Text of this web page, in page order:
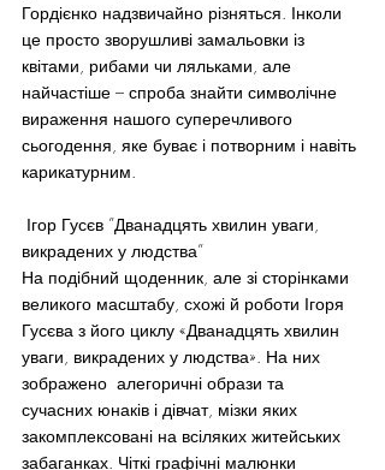
Гордієнко надзвичайно різняться. Інколи
це просто зворушливі замальовки із
квітами, рибами чи ляльками, але
найчастіше – спроба знайти символічне
вираження нашого суперечливого
сьогодення, яке буває і потворним і навіть
карикатурним.
викрадених у людства”
На подібний щоденник, але зі сторінками
великого масштабу, схожі й роботи Ігоря
Гусєва з його циклу «Дванадцять хвилин
уваги, викрадених у людства». На них
зображено  алегоричні образи та
сучасних юнаків і дівчат, мізки яких
закомплексовані на всіляких житейських
забаганках. Чіткі графічні малюнки